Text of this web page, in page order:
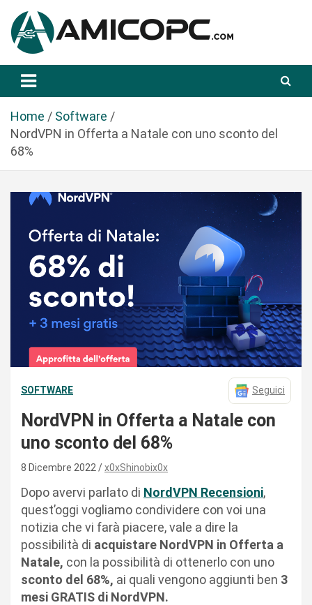
a
Amicopc.com
Home
Software
NordVPN in Offerta a Natale con uno sconto del
68%
SOFTWARE Seguici
NordVPN in Offerta a Natale con
uno sconto del 68%
8 Dicembre 2022 x0xShinobix0x
Dopo avervi parlato di NordVPN Recensioni,
quest’oggi vogliamo condividere con voi una
notizia che vi farà piacere, vale a dire la
possibilità di acquistare NordVPN in Offerta a
Natale, con la possibilità di ottenerlo con uno
sconto del 68%, ai quali vengono aggiunti ben 3
mesi GRATIS di NordVPN.